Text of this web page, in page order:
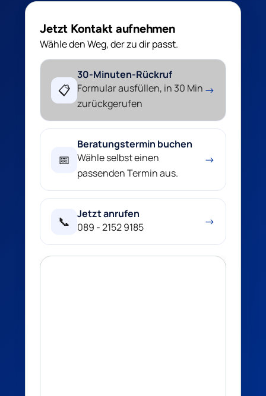
Jetzt Kontakt aufnehmen
Wähle den Weg, der zu dir passt.
📋
30-Minuten-Rückruf
Formular ausfüllen, in 30 Min
zurückgerufen
→
📅
Beratungstermin buchen
Wähle selbst einen
passenden Termin aus.
→
📞
Jetzt anrufen
089 - 2152 9185
→